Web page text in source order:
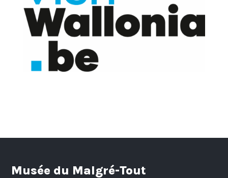
Musée du Malgré-Tout